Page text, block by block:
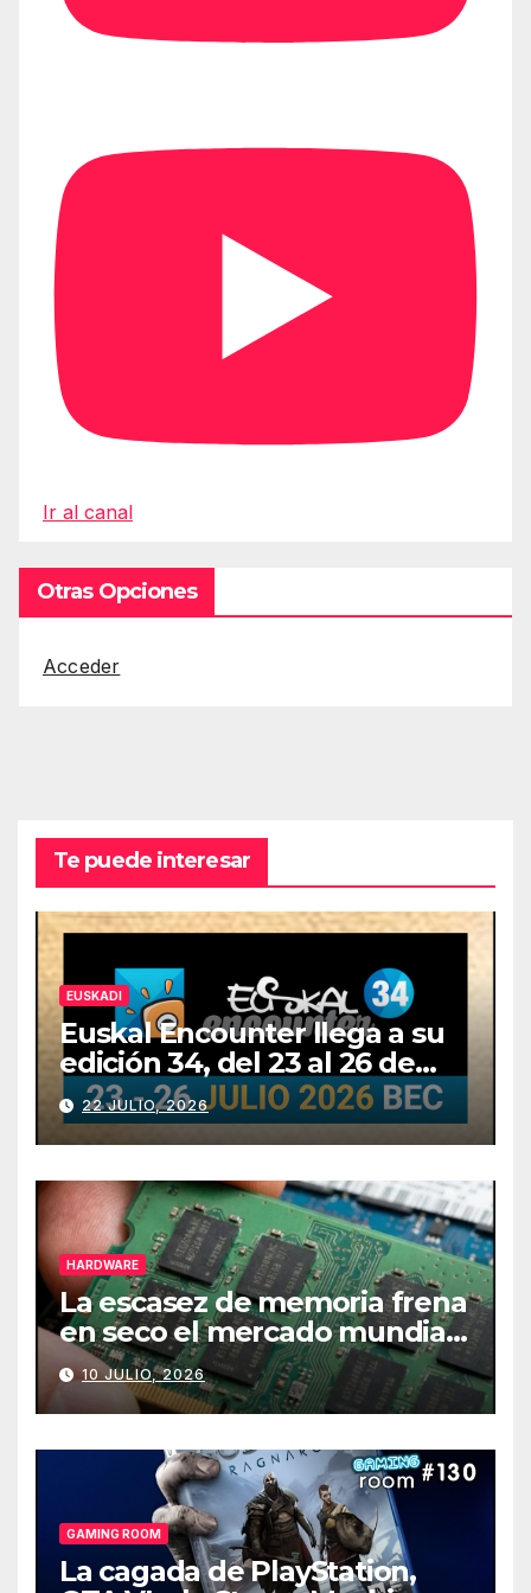
Ir al canal
Otras Opciones
Acceder
Te puede interesar
EUSKADI
Euskal Encounter llega a su
edición 34, del 23 al 26 de
julio
22 JULIO, 2026
HARDWARE
La escasez de memoria frena
en seco el mercado mundial
de PCs
10 JULIO, 2026
GAMING ROOM
La cagada de PlayStation,